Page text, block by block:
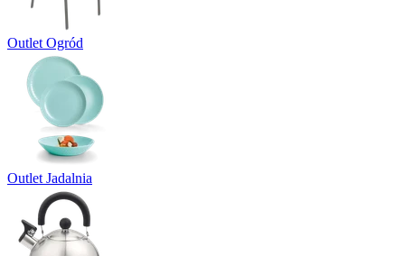
Outlet Ogród
Outlet Jadalnia